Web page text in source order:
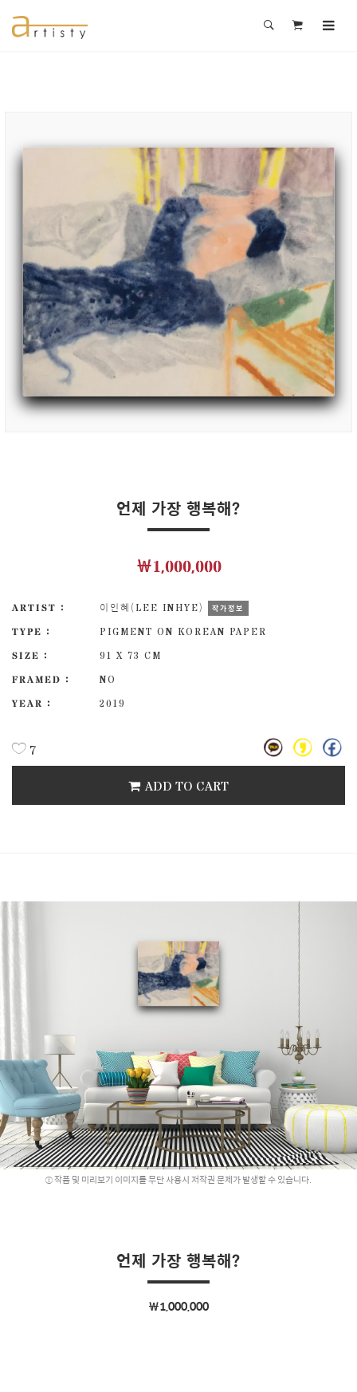
언제 가장 행복해?
￦1,000,000
ARTIST : 이인혜(LEE INHYE) 작가정보
TYPE :
PIGMENT ON KOREAN PAPER
SIZE :
91 X 73 CM
FRAMED :
NO
YEAR :
2019
7
ADD TO CART
작품 및 미리보기 이미지를 무단 사용시 저작권 문제가 발생할 수 있습니다.
언제 가장 행복해?
￦1,000,000